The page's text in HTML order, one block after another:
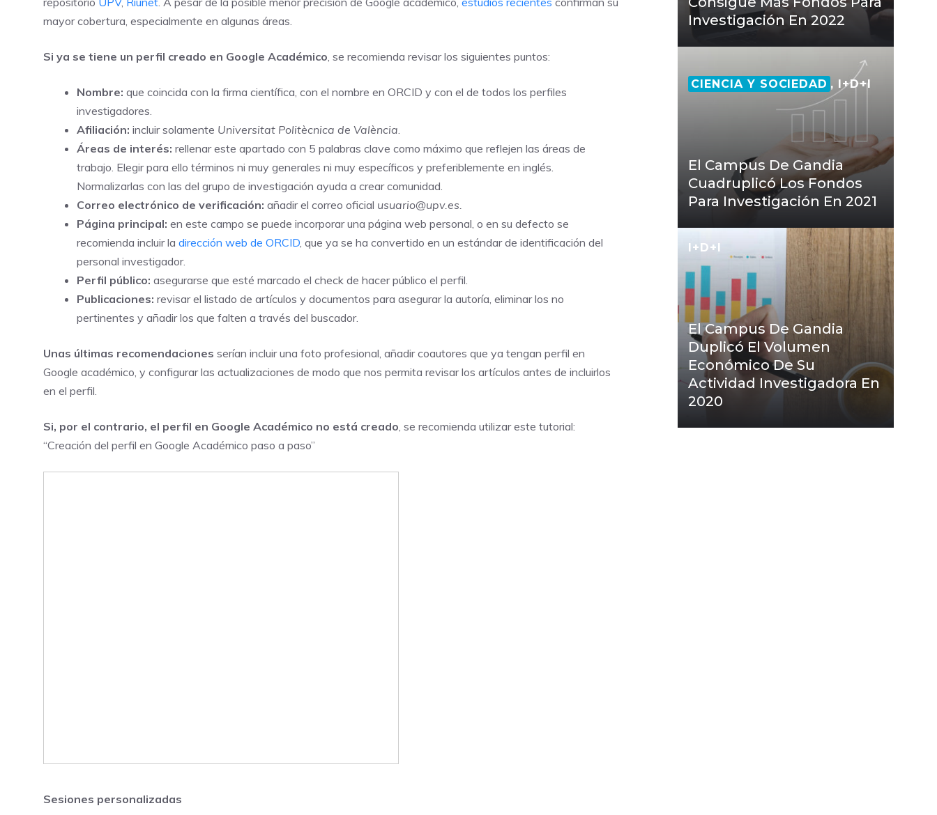
mayor cobertura, especialmente en algunas áreas.
Si ya se tiene un perfil creado en Google Académico, se recomienda revisar los siguientes puntos:
Nombre: que coincida con la firma científica, con el nombre en ORCID y con el de todos los perfiles
investigadores.
Afiliación: incluir solamente Universitat Politècnica de València.
Áreas de interés: rellenar este apartado con 5 palabras clave como máximo que reflejen las áreas de
trabajo. Elegir para ello términos ni muy generales ni muy específicos y preferiblemente en inglés.
Normalizarlas con las del grupo de investigación ayuda a crear comunidad.
Correo electrónico de verificación: añadir el correo oficial usuario@upv.es.
Página principal: en este campo se puede incorporar una página web personal, o en su defecto se
recomienda incluir la dirección web de ORCID, que ya se ha convertido en un estándar de identificación del
personal investigador.
Perfil público: asegurarse que esté marcado el check de hacer público el perfil.
Publicaciones: revisar el listado de artículos y documentos para asegurar la autoría, eliminar los no
pertinentes y añadir los que falten a través del buscador.
Unas últimas recomendaciones serían incluir una foto profesional, añadir coautores que ya tengan perfil en
Google académico, y configurar las actualizaciones de modo que nos permita revisar los artículos antes de incluirlos
en el perfil.
Si, por el contrario, el perfil en Google Académico no está creado, se recomienda utilizar este tutorial:
“Creación del perfil en Google Académico paso a paso”
Sesiones personalizadas
Investigación En 2022
CIENCIA Y SOCIEDAD , I+D+I
El Campus De Gandia
Cuadruplicó Los Fondos
Para Investigación En 2021
I+D+I
El Campus De Gandia
Duplicó El Volumen
Económico De Su
Actividad Investigadora En
2020